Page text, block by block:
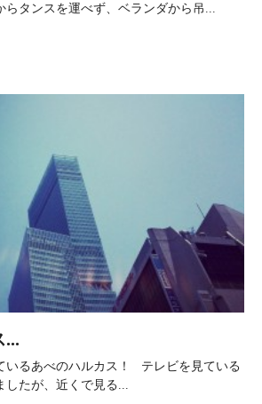
タンスを運べず、ベランダから吊...
...
いるあべのハルカス！ テレビを見ている
したが、近くで見る...